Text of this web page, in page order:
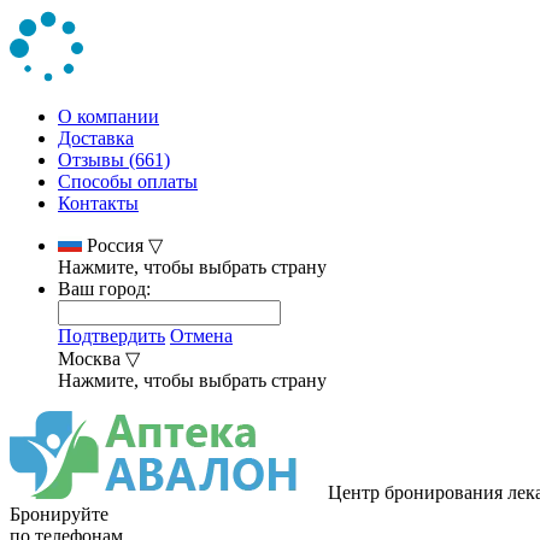
О компании
Доставка
Отзывы (661)
Способы оплаты
Контакты
Россия ▽
Нажмите, чтобы выбрать страну
Ваш город:
Подтвердить Отмена
Москва ▽
Нажмите, чтобы выбрать страну
Центр бронирования
Бронируйте
по телефонам